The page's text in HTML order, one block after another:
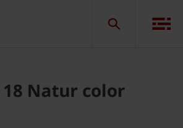
Natur color